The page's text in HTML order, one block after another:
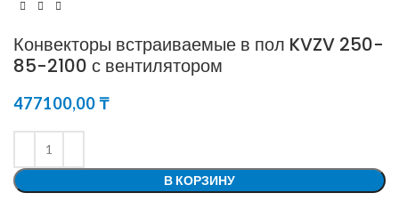
Конвекторы встраиваемые в пол KVZV 250-
85-2100 с вентилятором
477100,00₸
В КОРЗИНУ